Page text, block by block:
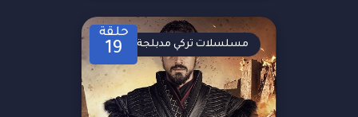
حلقة
19 مسلسلات تركي مدبلجة